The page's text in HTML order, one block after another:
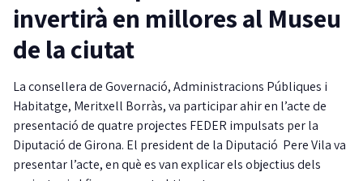
invertirà en millores al Museu
de la ciutat
La consellera de Governació, Administracions Públiques i
Habitatge, Meritxell Borràs, va participar ahir en l’acte de
presentació de quatre projectes FEDER impulsats per la
Diputació de Girona. El president de la Diputació Pere Vila va
presentar l’acte, en què es van explicar els objectius dels